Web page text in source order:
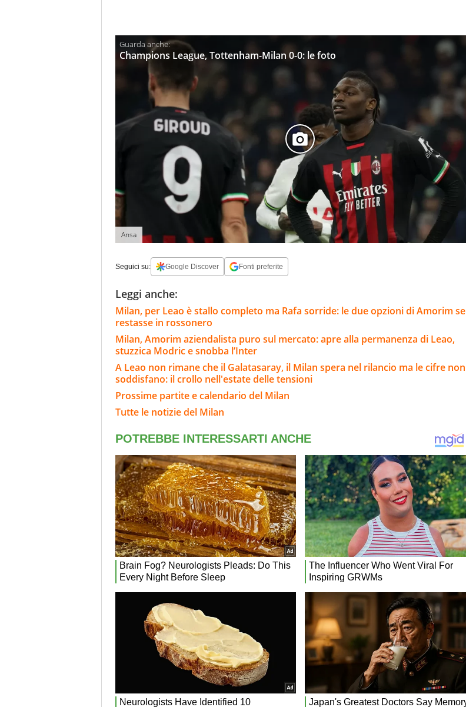
Champions League, Tottenham-Milan 0-0: le foto
Ansa
Seguici su: Google Discover Fonti preferite
Leggi anche:
Milan, per Leao è stallo completo ma Rafa sorride: le due opzioni di Amorim se
restasse in rossonero
Milan, Amorim aziendalista puro sul mercato: apre alla permanenza di Leao,
stuzzica Modric e snobba l’Inter
A Leao non rimane che il Galatasaray, il Milan spera nel rilancio ma le cifre non
soddisfano: il crollo nell'estate delle tensioni
Prossime partite e calendario del Milan
Tutte le notizie del Milan